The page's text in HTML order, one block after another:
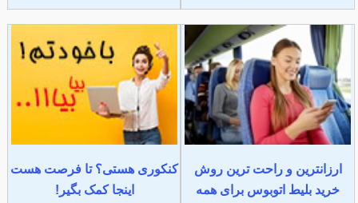
ارزانترین و راحت ترین روش
خرید بلیط اتوبوس برای همه
کنکوری هستی؟ تا فرصت هست
اینجا کمک بگیر!